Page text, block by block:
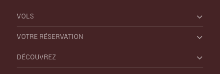
VOLS
VOTRE RÉSERVATION
DÉCOUVREZ